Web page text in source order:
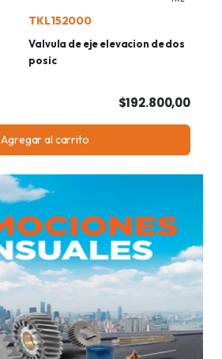
TKL152000
Valvula de eje elevacion de dos
posic
$192.800,00
Agregar al carrito